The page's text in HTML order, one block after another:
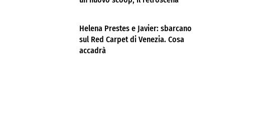
Helena Prestes e Javier: sbarcano
sul Red Carpet di Venezia. Cosa
accadrà